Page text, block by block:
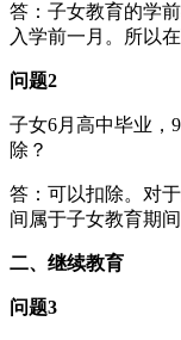
答：子女教育的学
入学前一月。所以
问题2
子女6月高中毕业，
除？
答：可以扣除。对
间属于子女教育期
二、继续教育
问题3